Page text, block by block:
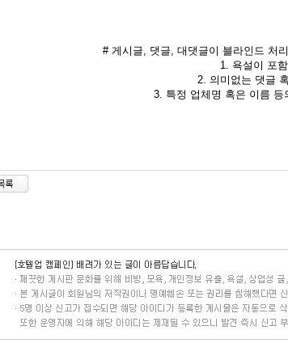
# 게시글, 댓글, 대댓글이 블라인드 처
1. 욕설이 포
2. 의미없는 댓글
3. 특정 업체명 혹은 이름 등